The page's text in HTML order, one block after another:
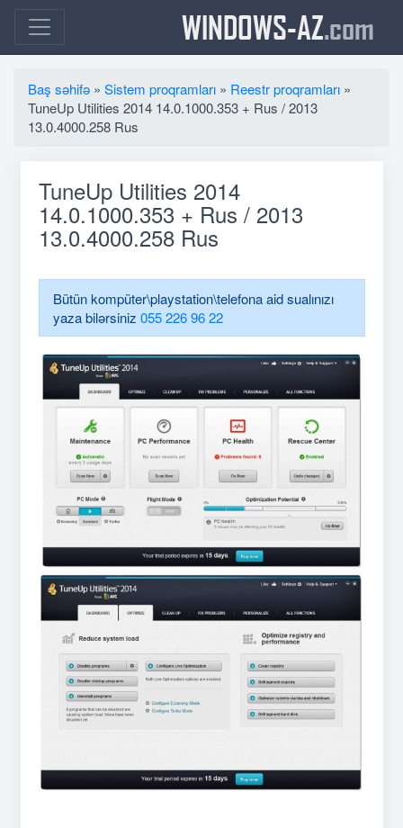
WINDOWS-AZ.com
Baş səhifə » Sistem proqramları » Reestr proqramları »
TuneUp Utilities 2014 14.0.1000.353 + Rus / 2013
13.0.4000.258 Rus
TuneUp Utilities 2014
14.0.1000.353 + Rus / 2013
13.0.4000.258 Rus
Bütün kompüter\playstation\telefona aid sualınızı
yaza bilərsiniz 055 226 96 22